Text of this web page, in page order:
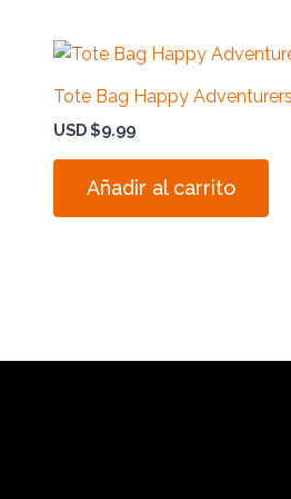
Tote Bag Happy
USD $9.99
Añadir al carrito